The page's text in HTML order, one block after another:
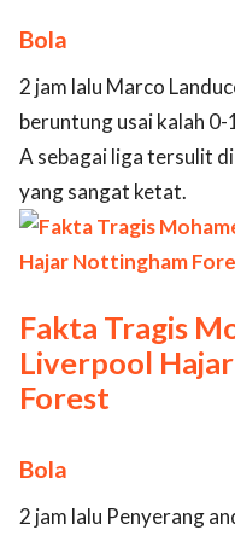
Bola
2 jam lalu Marco
beruntung usai kalah
A sebagai liga tersulit
yang sangat ketat.
Fakta Tragis
Liverpool
Forest
Bola
2 jam lalu Penyerang